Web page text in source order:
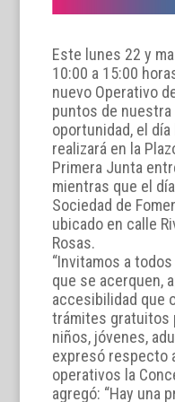
Este lunes 22 y
10:00 a 15:00
nuevo Operativo
puntos de nuestra
oportunidad, el
realizará en la
Primera Junta
mientras que el
Sociedad de
ubicado en calle
Rosas.
“Invitamos a
que se acerquen,
accesibilidad que
trámites gratuitos
niños, jóvenes,
expresó respecto
operativos la
agregó: “Hay una